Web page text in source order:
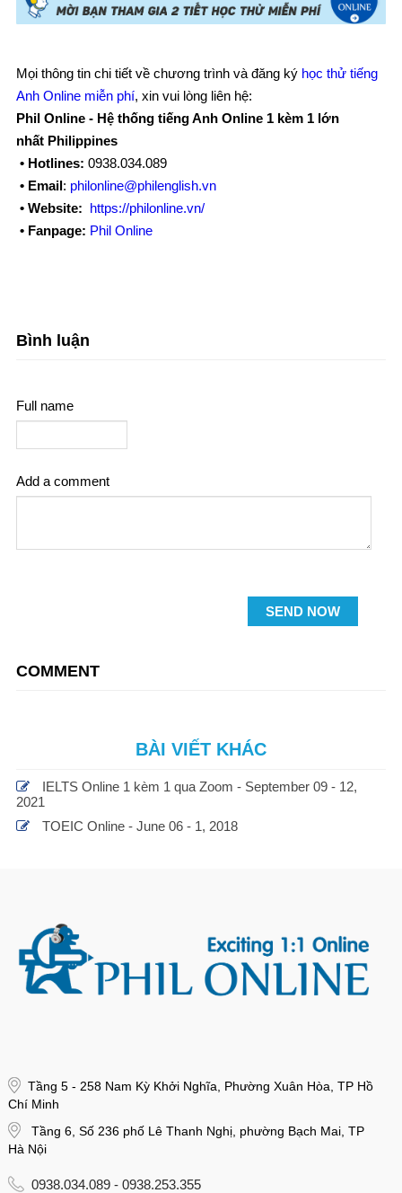
Mọi thông tin chi tiết về chương trình và đăng ký học thử tiếng
Anh Online miễn phí, xin vui lòng liên hệ:
Phil Online - Hệ thống tiếng Anh Online 1 kèm 1 lớn
nhất Philippines
• Hotlines: 0938.034.089
• Email: philonline@philenglish.vn
• Website: https://philonline.vn/
• Fanpage: Phil Online
Bình luận
Full name
Add a comment
SEND NOW
COMMENT
BÀI VIẾT KHÁC
IELTS Online 1 kèm 1 qua Zoom - September 09 - 12,
2021
TOEIC Online - June 06 - 1, 2018
Tầng 5 - 258 Nam Kỳ Khởi Nghĩa, Phường Xuân Hòa, TP Hồ
Chí Minh
Tầng 6, Số 236 phố Lê Thanh Nghị, phường Bạch Mai, TP
Hà Nội
0938.034.089 - 0938.253.355